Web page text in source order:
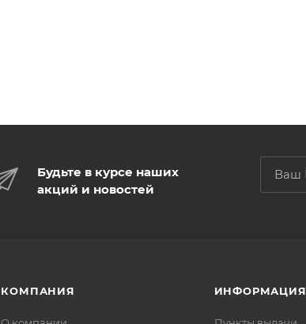
Будьте в курсе наших
акций и новостей
КОМПАНИЯ ИНФОРМАЦИЯ